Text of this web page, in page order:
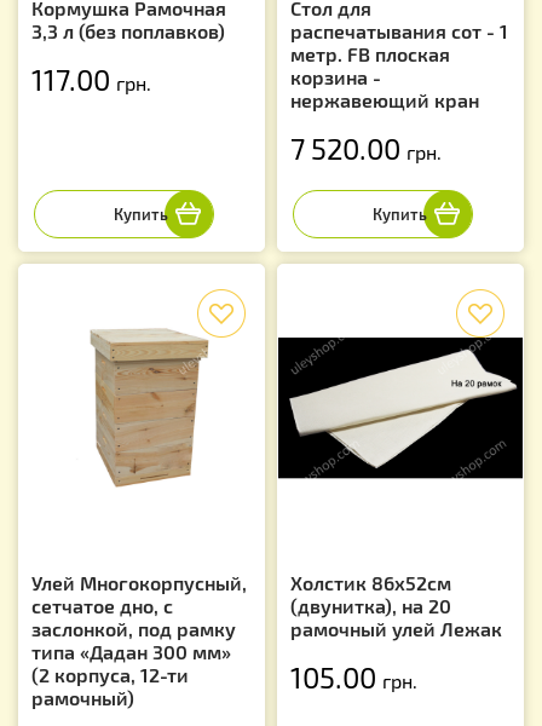
Кормушка Рамочная
3,3 л (без поплавков)
117.00 грн.
Стол для
распечатывания сот - 1
метр. FB плоская
корзина -
нержавеющий кран
7 520.00 грн.
Улей Многокорпусный,
сетчатое дно, с
заслонкой, под рамку
типа «Дадан 300 мм»
(2 корпуса, 12-ти
рамочный)
Холстик 86х52см
(двунитка), на 20
рамочный улей Лежак
105.00 грн.